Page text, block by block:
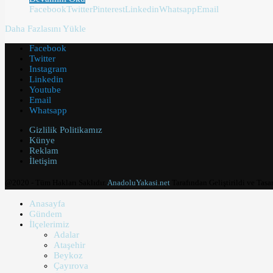
FacebookTwitterPinterestLinkedinWhatsappEmail
Daha Fazlasını Yükle
Facebook
Twitter
Instagram
Linkedin
Youtube
Email
Whatsapp
Gizlilik Politikamız
Künye
Reklam
İletişim
AnadoluYakasi.net
Anasayfa
Gündem
İlçelerimiz
Adalar
Ataşehir
Beykoz
Çayırova